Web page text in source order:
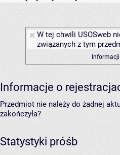
W tej chwili USOSweb
związanych z tym
Informacje o
Przedmiot nie należy do żadnej
zakończyła?
Statystyki próśb